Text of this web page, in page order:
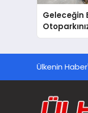
Geleceğin
Carport
Ülkenin